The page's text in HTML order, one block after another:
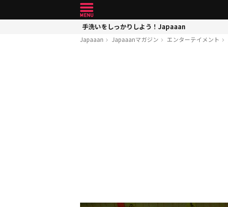
手洗いをしっかりしよう！Japaaan
Japaaan Japaaanマガジン エンターテイメント